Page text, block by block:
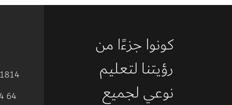
كونوا جزءًا من
رؤيتنا لتعليم
نوعي لجميع
64